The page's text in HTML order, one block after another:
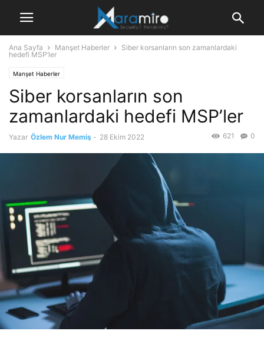
Ana Sayfa Manşet Haberler
Siber korsanların son zamanlardaki
hedefi MSP’ler
Manşet Haberler
Siber korsanların son
zamanlardaki hedefi MSP’ler
Yazar Özlem Nur Memiş - 28 Ekim 2022 0
621